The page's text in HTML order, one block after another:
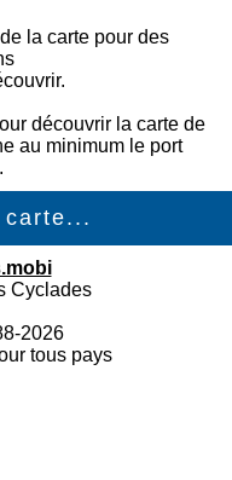
la carte pour des
découvrir la carte de
au minimum le port
Cyclades
2026
tous pays